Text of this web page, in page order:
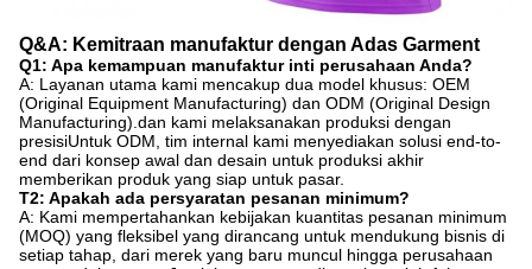
Q&A: Kemitraan manufaktur dengan Adas Garment
Q1: Apa kemampuan manufaktur inti perusahaan Anda?
A: Layanan utama kami mencakup dua model khusus: OEM
(Original Equipment Manufacturing) dan ODM (Original Design
Manufacturing).dan kami melaksanakan produksi dengan
presisiUntuk ODM, tim internal kami menyediakan solusi end-to-
end dari konsep awal dan desain untuk produksi akhir
memberikan produk yang siap untuk pasar.
T2: Apakah ada persyaratan pesanan minimum?
A: Kami mempertahankan kebijakan kuantitas pesanan minimum
(MOQ) yang fleksibel yang dirancang untuk mendukung bisnis di
setiap tahap, dari merek yang baru muncul hingga perusahaan